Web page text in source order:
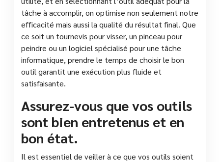
tâche à accomplir, on optimise non seulement notre
efficacité mais aussi la qualité du résultat final. Que
ce soit un tournevis pour visser, un pinceau pour
peindre ou un logiciel spécialisé pour une tâche
informatique, prendre le temps de choisir le bon
outil garantit une exécution plus fluide et
satisfaisante.
Assurez-vous que vos outils
sont bien entretenus et en
bon état.
Il est essentiel de veiller à ce que vos outils soient